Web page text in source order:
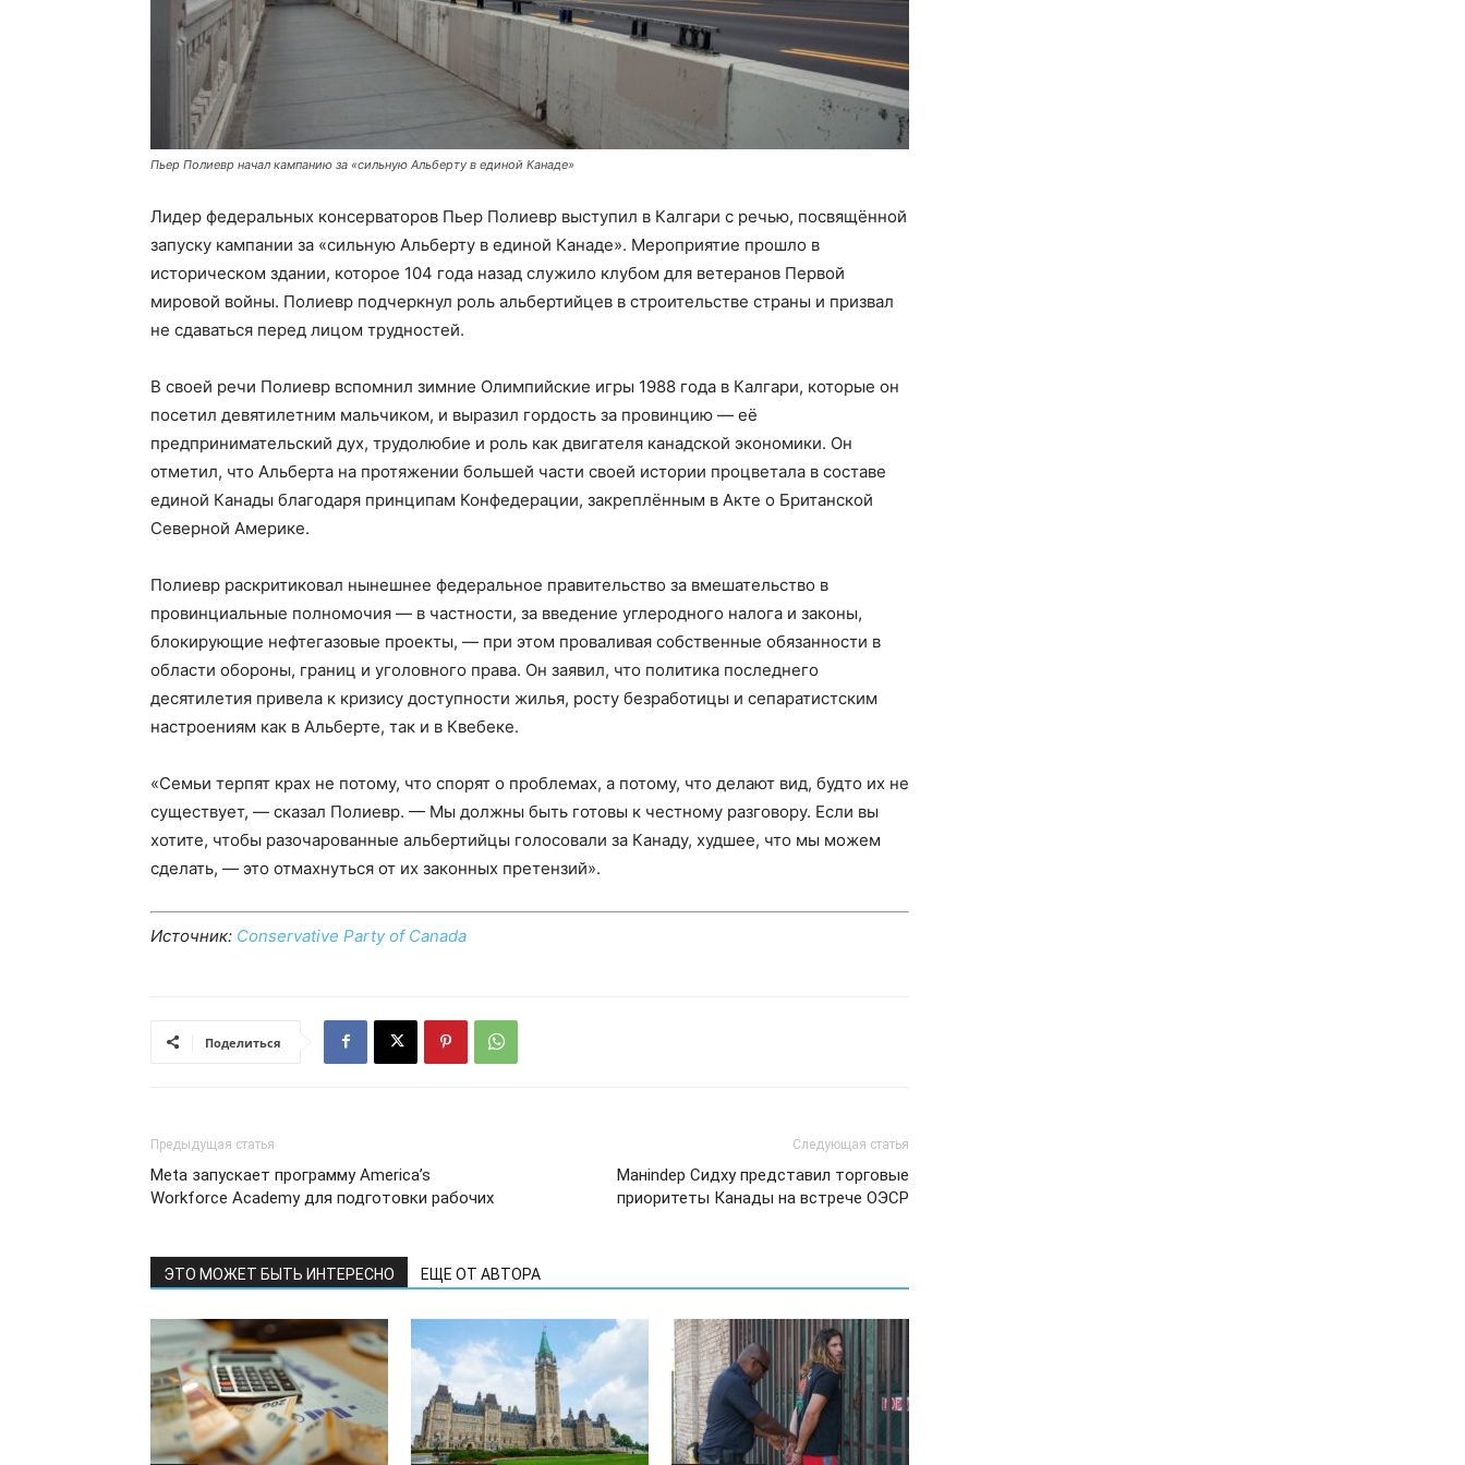
Пьер Полиевр начал кампанию за «сильную Альберту в единой Канаде»
Лидер федеральных консерваторов Пьер Полиевр выступил в Калгари с речью, посвящённой
запуску кампании за «сильную Альберту в единой Канаде». Мероприятие прошло в
историческом здании, которое 104 года назад служило клубом для ветеранов Первой
мировой войны. Полиевр подчеркнул роль альбертийцев в строительстве страны и призвал
не сдаваться перед лицом трудностей.
В своей речи Полиевр вспомнил зимние Олимпийские игры 1988 года в Калгари, которые он
посетил девятилетним мальчиком, и выразил гордость за провинцию — её
предпринимательский дух, трудолюбие и роль как двигателя канадской экономики. Он
отметил, что Альберта на протяжении большей части своей истории процветала в составе
единой Канады благодаря принципам Конфедерации, закреплённым в Акте о Британской
Северной Америке.
Полиевр раскритиковал нынешнее федеральное правительство за вмешательство в
провинциальные полномочия — в частности, за введение углеродного налога и законы,
блокирующие нефтегазовые проекты, — при этом проваливая собственные обязанности в
области обороны, границ и уголовного права. Он заявил, что политика последнего
десятилетия привела к кризису доступности жилья, росту безработицы и сепаратистским
настроениям как в Альберте, так и в Квебеке.
«Семьи терпят крах не потому, что спорят о проблемах, а потому, что делают вид, будто их не
существует, — сказал Полиевр. — Мы должны быть готовы к честному разговору. Если вы
хотите, чтобы разочарованные альбертийцы голосовали за Канаду, худшее, что мы можем
сделать, — это отмахнуться от их законных претензий».
Источник: Conservative Party of Canada
Поделиться
Предыдущая статья
Meta запускает программу America’s
Workforce Academy для подготовки рабочих
Следующая статья
Манindер Сидху представил торговые
приоритеты Канады на встрече ОЭСР
ЭТО МОЖЕТ БЫТЬ ИНТЕРЕСНО ЕЩЕ ОТ АВТОРА